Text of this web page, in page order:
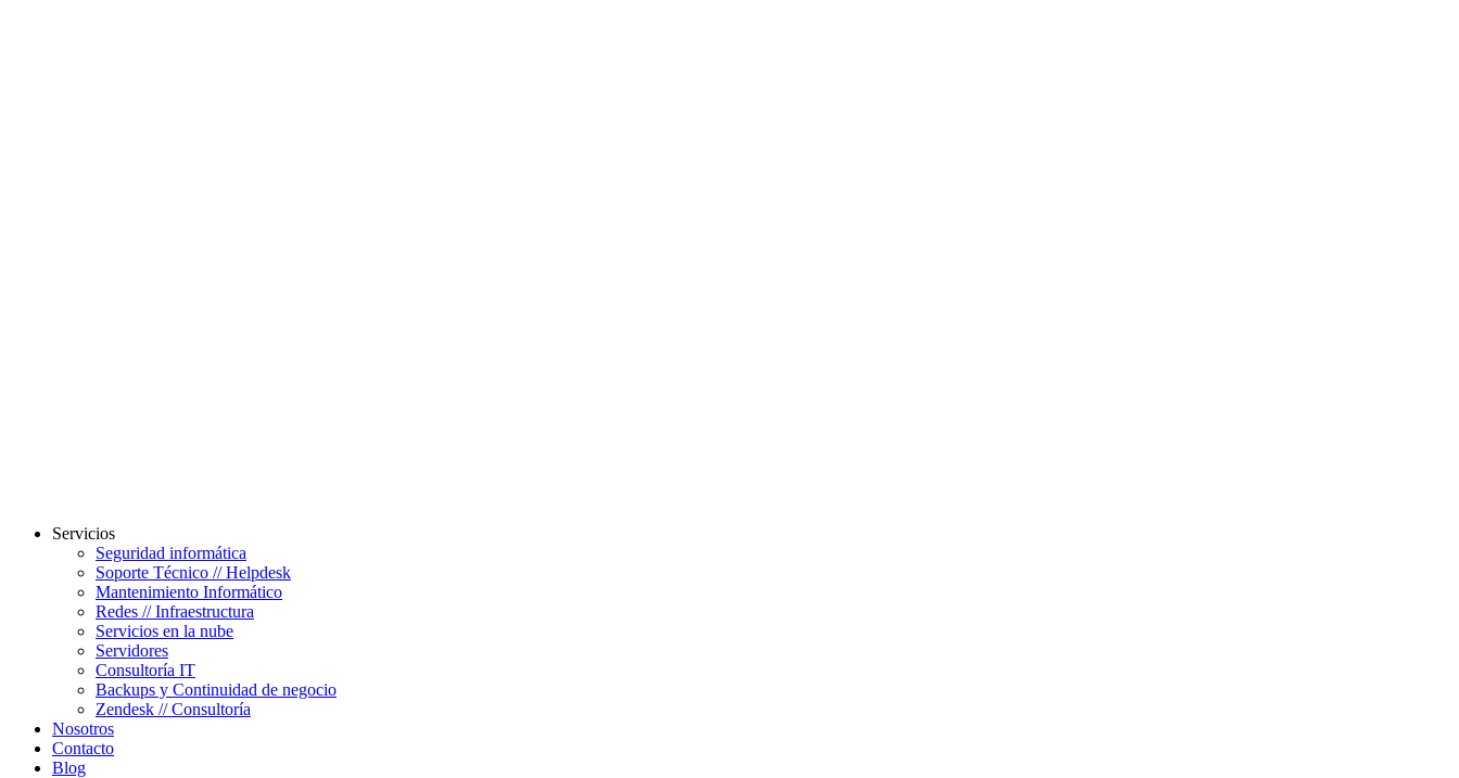
Servicios
Seguridad informática
Soporte Técnico // Helpdesk
Mantenimiento Informático
Redes // Infraestructura
Servicios en la nube
Servidores
Consultoría IT
Backups y Continuidad de negocio
Zendesk // Consultoría
Nosotros
Contacto
Blog